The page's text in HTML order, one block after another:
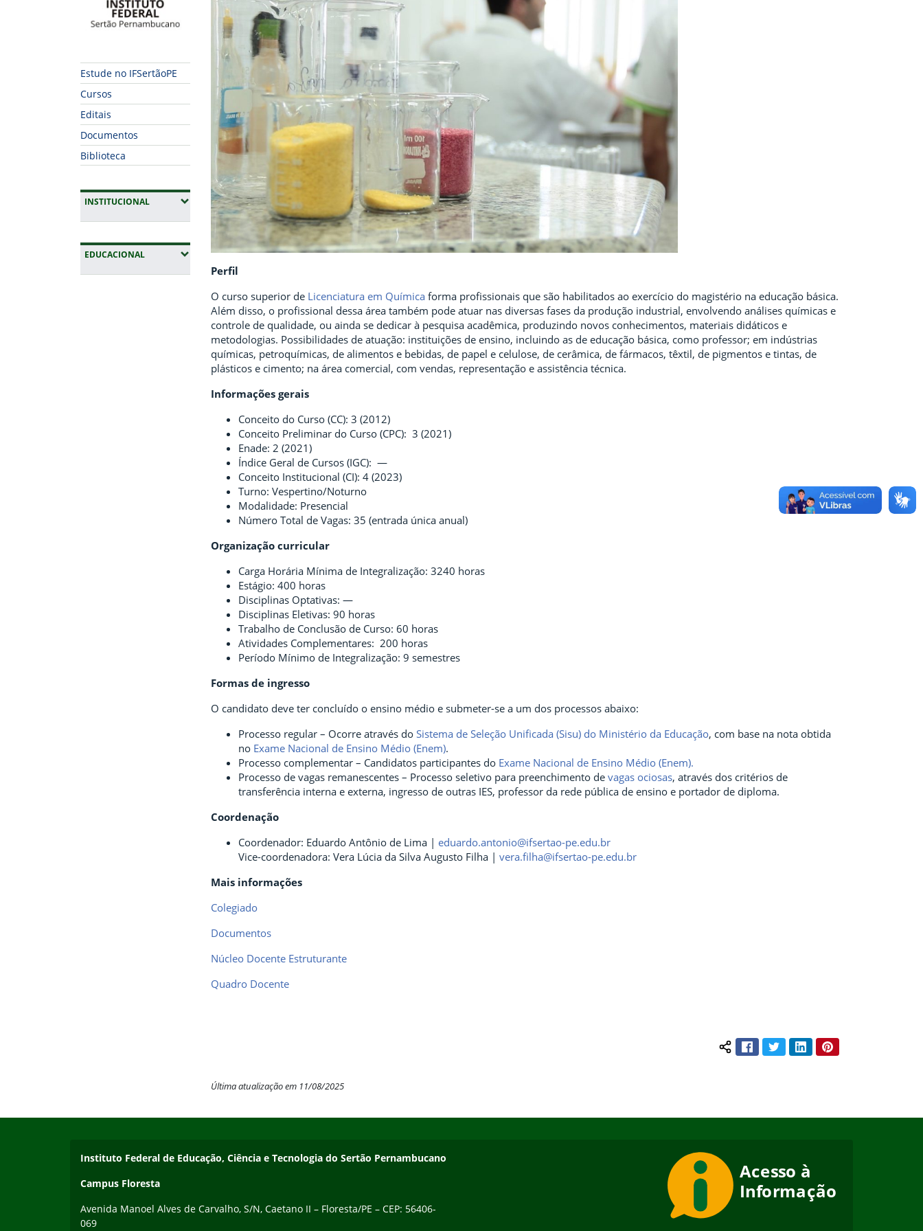
Estude no IFSertãoPE
Cursos
Editais
Documentos
Biblioteca
INSTITUCIONAL(EXPANDIR SUBMENUS)
EDUCACIONAL(EXPANDIR SUBMENUS)
Perfil
O curso superior de Licenciatura em Química forma profissionais que são habilitados ao exercício do magistério na educação básica.
Além disso, o profissional dessa área também pode atuar nas diversas fases da produção industrial, envolvendo análises químicas e
controle de qualidade, ou ainda se dedicar à pesquisa acadêmica, produzindo novos conhecimentos, materiais didáticos e
metodologias. Possibilidades de atuação: instituições de ensino, incluindo as de educação básica, como professor; em indústrias
químicas, petroquímicas, de alimentos e bebidas, de papel e celulose, de cerâmica, de fármacos, têxtil, de pigmentos e tintas, de
plásticos e cimento; na área comercial, com vendas, representação e assistência técnica.
Informações gerais
Conceito do Curso (CC): 3 (2012)
Conceito Preliminar do Curso (CPC): 3 (2021)
Enade: 2 (2021)
Índice Geral de Cursos (IGC): —
Conceito Institucional (CI): 4 (2023)
Turno: Vespertino/Noturno
Modalidade: Presencial
Número Total de Vagas: 35 (entrada única anual)
Organização curricular
Carga Horária Mínima de Integralização: 3240 horas
Estágio: 400 horas
Disciplinas Optativas: —
Disciplinas Eletivas: 90 horas
Trabalho de Conclusão de Curso: 60 horas
Atividades Complementares: 200 horas
Período Mínimo de Integralização: 9 semestres
Formas de ingresso
O candidato deve ter concluído o ensino médio e submeter-se a um dos processos abaixo:
Processo regular – Ocorre através do Sistema de Seleção Unificada (Sisu) do Ministério da Educação, com base na nota obtida
no Exame Nacional de Ensino Médio (Enem).
Processo complementar – Candidatos participantes do Exame Nacional de Ensino Médio (Enem).
Processo de vagas remanescentes – Processo seletivo para preenchimento de vagas ociosas, através dos critérios de
transferência interna e externa, ingresso de outras IES, professor da rede pública de ensino e portador de diploma.
Coordenação
Coordenador: Eduardo Antônio de Lima | eduardo.antonio@ifsertao-pe.edu.br
Vice-coordenadora: Vera Lúcia da Silva Augusto Filha | vera.filha@ifsertao-pe.edu.br
Mais informações
Colegiado
Documentos
Núcleo Docente Estruturante
Quadro Docente
Compartilhar conteúdo:
FacebookTwitterLinkedInPinterest
Última atualização em 11/08/2025
Endereço
Instituto Federal de Educação, Ciência e Tecnologia do Sertão Pernambucano
Campus Floresta
Avenida Manoel Alves de Carvalho, S/N, Caetano II – Floresta/PE – CEP: 56406-
069